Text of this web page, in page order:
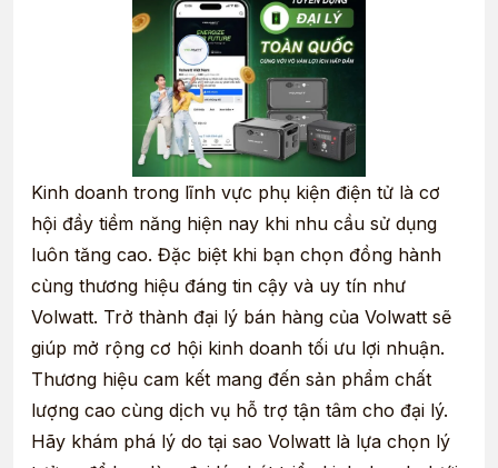
Kinh doanh trong lĩnh vực phụ kiện điện tử là cơ
hội đầy tiềm năng hiện nay khi nhu cầu sử dụng
luôn tăng cao. Đặc biệt khi bạn chọn đồng hành
cùng thương hiệu đáng tin cậy và uy tín như
Volwatt. Trở thành đại lý bán hàng của Volwatt sẽ
giúp mở rộng cơ hội kinh doanh tối ưu lợi nhuận.
Thương hiệu cam kết mang đến sản phẩm chất
lượng cao cùng dịch vụ hỗ trợ tận tâm cho đại lý.
Hãy khám phá lý do tại sao Volwatt là lựa chọn lý